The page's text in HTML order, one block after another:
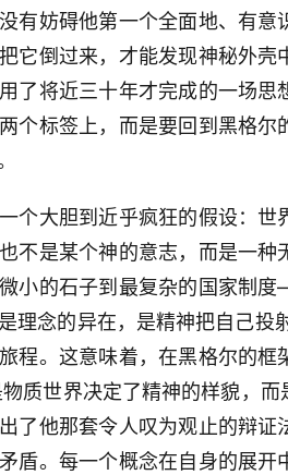
有妨碍他第一个全面地、有
它倒过来，才能发现神秘外
了将近三十年才完成的一场
个标签上，而是要回到黑格
个大胆到近乎疯狂的假设：世
不是某个神的意志，而是一
小的石子到最复杂的国家制
理念的异在，是精神把自己投
程。这意味着，在黑格尔的
质世界决定了精神的样貌，
了他那套令人叹为观止的辩
盾。每一个概念在自身的展